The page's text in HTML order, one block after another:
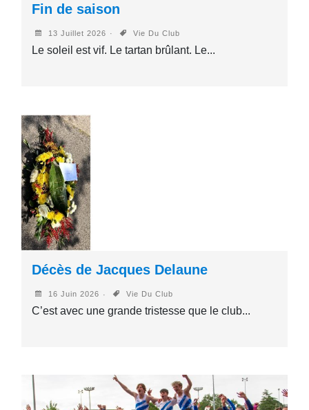
Fin de saison
13 Juillet 2026 Vie Du Club
Le soleil est vif. Le tartan brûlant. Le...
Décès de Jacques Delaune
16 Juin 2026 Vie Du Club
C’est avec une grande tristesse que le club...